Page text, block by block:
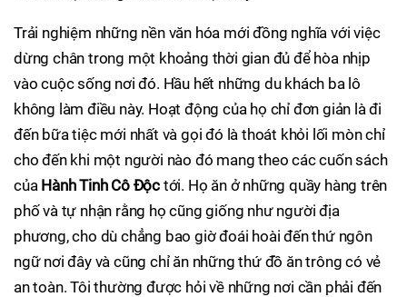
Trải nghiệm những nền văn hóa mới đồng nghĩa với việc
dừng chân trong một khoảng thời gian đủ để hòa nhịp
vào cuộc sống nơi đó. Hầu hết những du khách ba lô
không làm điều này. Hoạt động của họ chỉ đơn giản là đi
đến bữa tiệc mới nhất và gọi đó là thoát khỏi lối mòn chỉ
cho đến khi một người nào đó mang theo các cuốn sách
của Hành Tinh Cô Độc tới. Họ ăn ở những quầy hàng trên
phố và tự nhận rằng họ cũng giống như người địa
phương, cho dù chẳng bao giờ đoái hoài đến thứ ngôn
ngữ nơi đây và cũng chỉ ăn những thứ đồ ăn trông có vẻ
an toàn. Tôi thường được hỏi về những nơi cần phải đến